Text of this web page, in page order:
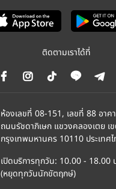
ติดตามเราได้ที่
ห้องเลขที่ 08-151, เลขที่ 88 อาค
ถนนรัชดาภิเษก แขวงคลองเตย เ
กรุงเทพมหานคร 10110 ประเทศ
เปิดบริการทุกวัน: 10.00 - 18.00
(หยุดทุกวันนักขัตฤกษ์)